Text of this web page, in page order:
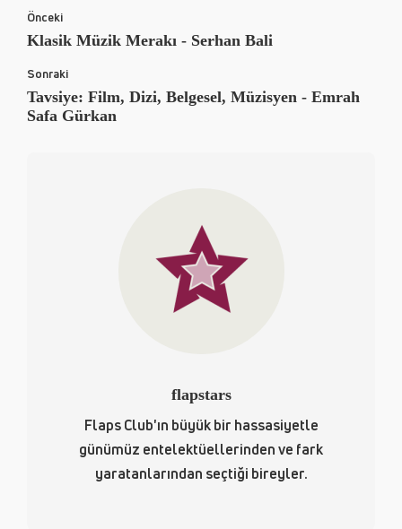
Önceki
Klasik Müzik Merakı - Serhan Bali
Sonraki
Tavsiye: Film, Dizi, Belgesel, Müzisyen - Emrah
Safa Gürkan
flapstars
Flaps Club'ın büyük bir hassasiyetle
günümüz entelektüellerinden ve fark
yaratanlarından seçtiği bireyler.